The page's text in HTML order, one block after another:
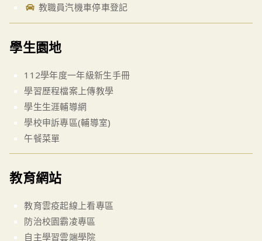
教職員汽機車停車登記
學生園地
112學年度一年級新生手冊
學習歷程檔案上傳教學
學生生涯輔導網
學校申訴專區(輔導室)
午餐菜單
教育網站
教育雲疫起線上看專區
防治校園霸凌專區
自主學習雲端學院